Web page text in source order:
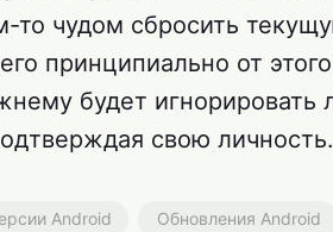
то чудом сбросить
принципиально от
будет
свою личность.
Android Обновления Android